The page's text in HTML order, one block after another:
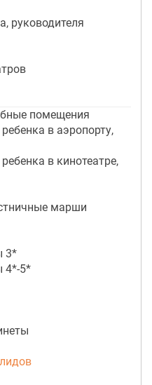
руководителя
помещения
в аэропорту,
в кинотеатре,
марши
3*
4*-5*